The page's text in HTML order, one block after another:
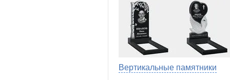
Вертикальные памятники